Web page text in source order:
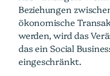
Beziehungen
ökonomische
werden, wird das
das ein Social
eingeschränkt.